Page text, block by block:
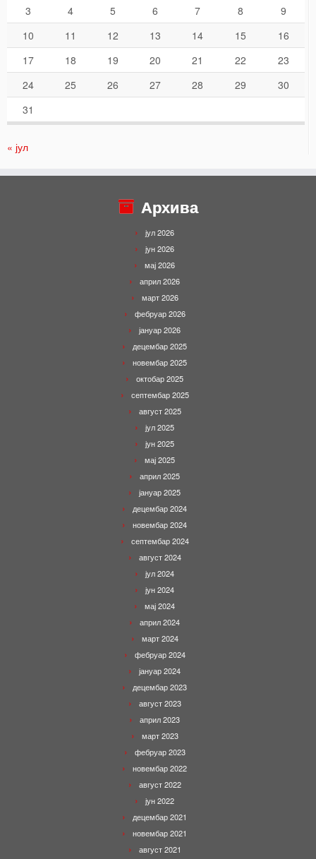
3
4 5 6 7 8
9
10
11 12 13 14 15
16
17
18 19 20 21 22
23
24
25 26 27 28 29
30
31
« јул
Архива
јул 2026
јун 2026
мај 2026
април 2026
март 2026
фебруар 2026
јануар 2026
децембар 2025
новембар 2025
октобар 2025
септембар 2025
август 2025
јул 2025
јун 2025
мај 2025
април 2025
јануар 2025
децембар 2024
новембар 2024
септембар 2024
август 2024
јул 2024
јун 2024
мај 2024
април 2024
март 2024
фебруар 2024
јануар 2024
децембар 2023
август 2023
април 2023
март 2023
фебруар 2023
новембар 2022
август 2022
јун 2022
децембар 2021
новембар 2021
август 2021